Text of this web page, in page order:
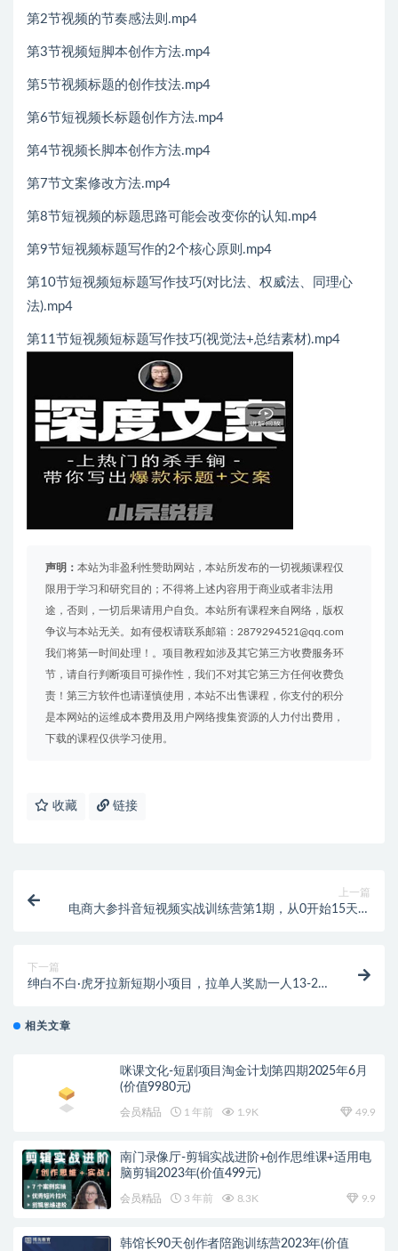
第2节视频的节奏感法则.mp4
第3节视频短脚本创作方法.mp4
第5节视频标题的创作技法.mp4
第6节短视频长标题创作方法.mp4
第4节视频长脚本创作方法.mp4
第7节文案修改方法.mp4
第8节短视频的标题思路可能会改变你的认知.mp4
第9节短视频标题写作的2个核心原则.mp4
第10节短视频短标题写作技巧(对比法、权威法、同理心
法).mp4
第11节短视频短标题写作技巧(视觉法+总结素材).mp4
声明： 本站为非盈利性赞助网站，本站所发布的一切视频课程仅
限用于学习和研究目的；不得将上述内容用于商业或者非法用
途，否则，一切后果请用户自负。本站所有课程来自网络，版权
争议与本站无关。如有侵权请联系邮箱：2879294521@qq.com
我们将第一时间处理！。项目教程如涉及其它第三方收费服务环
节，请自行判断项目可操作性，我们不对其它第三方任何收费负
责！第三方软件也请谨慎使用，本站不出售课程，你支付的积分
是本网站的运维成本费用及用户网络搜集资源的人力付出费用，
下载的课程仅供学习使用。
收藏 链接
上一篇
电商大参抖音短视频实战训练营第1期，从0开始15天老
下一篇
绅白不白·虎牙拉新短期小项目，拉单人奖励一人13-20
相关文章
咪课文化-短剧项目淘金计划第四期2025年6月
(价值9980元)
会员精品 1 年前 1.9K 49.9
南门录像厅-剪辑实战进阶+创作思维课+适用电
脑剪辑2023年(价值499元)
会员精品 3 年前 8.3K 9.9
韩馆长90天创作者陪跑训练营2023年(价值